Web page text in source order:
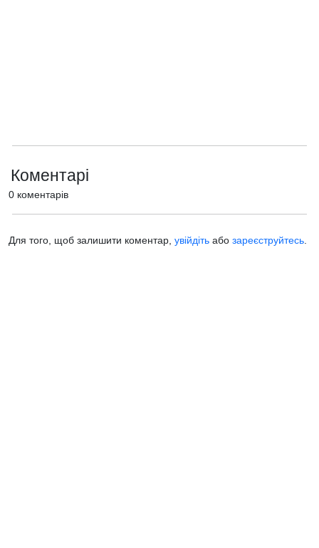
Коментарі
0 коментарів
Для того, щоб залишити коментар, увійдіть або зареєструйтесь